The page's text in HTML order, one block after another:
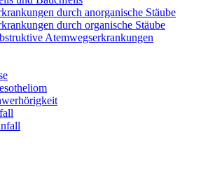
durch anorganische Stäube
durch organische Stäube
Atemwegserkrankungen